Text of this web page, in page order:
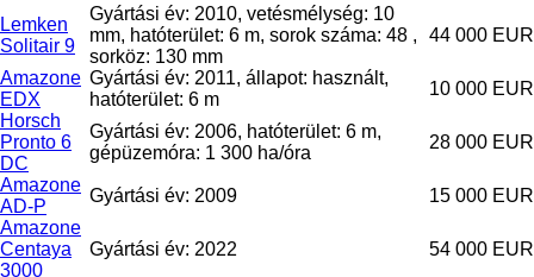
Lemken
Solitair 9
Gyártási év: 2010, vetésmélység: 10
mm, hatóterület: 6 m, sorok száma: 48 ,
sorköz: 130 mm
44 000 EUR
Amazone
EDX
Gyártási év: 2011, állapot: használt,
hatóterület: 6 m
10 000 EUR
Horsch
Pronto 6
DC
Gyártási év: 2006, hatóterület: 6 m,
gépüzemóra: 1 300 ha/óra
28 000 EUR
Amazone
AD-P
Gyártási év: 2009
15 000 EUR
Amazone
Centaya
3000
Gyártási év: 2022 54 000 EUR